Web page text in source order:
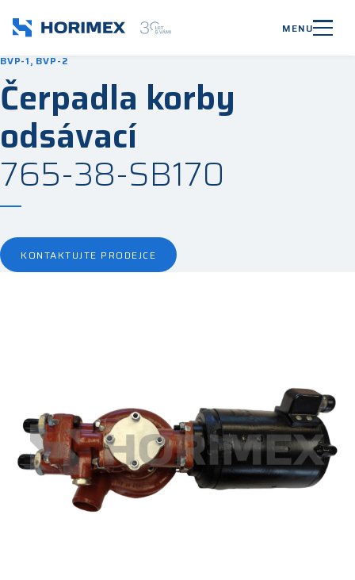
MENU
BVP-1, BVP-2
Čerpadla korby
odsávací
765-38-SB170
KONTAKTUJTE PRODEJCE